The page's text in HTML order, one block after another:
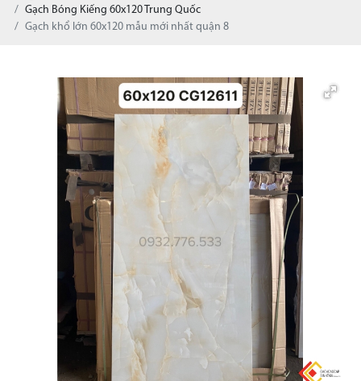
Gạch Bóng Kiếng 60x120 Trung Quốc
Gạch khổ lớn 60x120 mẫu mới nhất quận 8